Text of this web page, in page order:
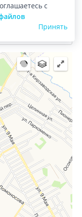
с
Принять